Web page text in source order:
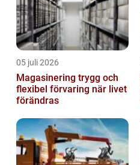
05 juli 2026
Magasinering trygg och
flexibel förvaring när livet
förändras